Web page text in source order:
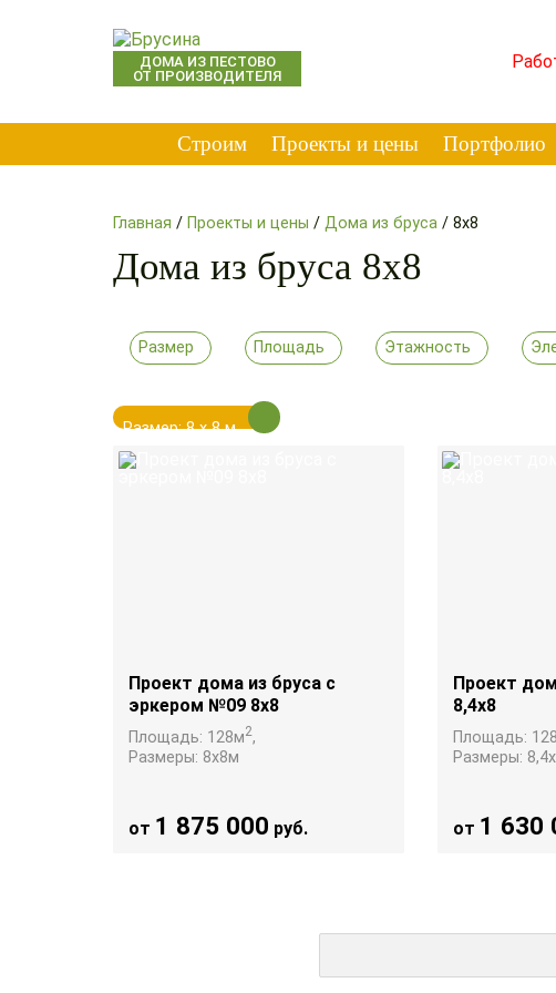
ДОМА ИЗ ПЕСТОВО
ОТ ПРОИЗВОДИТЕЛЯ
Строим Проекты и цены Портфолио
Главная / Проекты и цены / Дома из бруса / 8x8
Дома из бруса 8x8
Размер Площадь Этажность
Размер: 8 х 8 м
Проект дома из бруса с
эркером №09 8х8
Площадь: 128м2,
Размеры: 8х8м
от 1 875 000 руб.
Проект
8,4х8
Площадь: 128
Размеры:
от 1 630